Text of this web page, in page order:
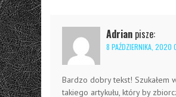
Adrian pisze:
8 PAŹDZIERNIKA, 2020
Bardzo dobry tekst! Szukałem
takiego artykułu, który by